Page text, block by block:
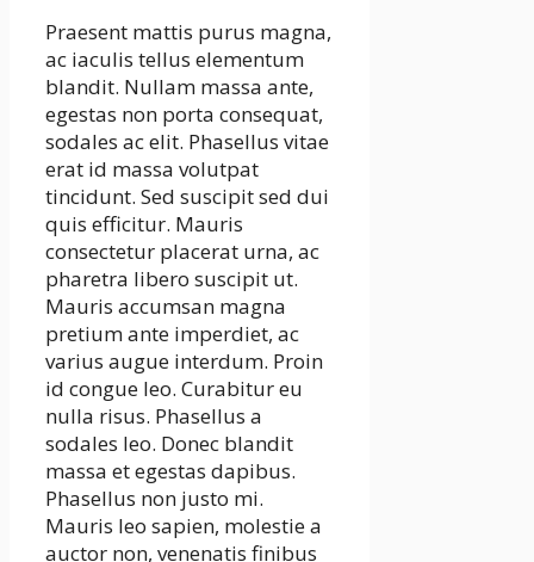
Praesent mattis purus magna,
ac iaculis tellus elementum
blandit. Nullam massa ante,
egestas non porta consequat,
sodales ac elit. Phasellus vitae
erat id massa volutpat
tincidunt. Sed suscipit sed dui
quis efficitur. Mauris
consectetur placerat urna, ac
pharetra libero suscipit ut.
Mauris accumsan magna
pretium ante imperdiet, ac
varius augue interdum. Proin
id congue leo. Curabitur eu
nulla risus. Phasellus a
sodales leo. Donec blandit
massa et egestas dapibus.
Phasellus non justo mi.
Mauris leo sapien, molestie a
auctor non, venenatis finibus